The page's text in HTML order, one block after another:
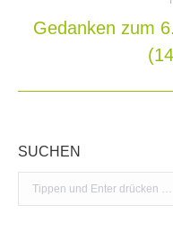
Gedanken zum
SUCHEN